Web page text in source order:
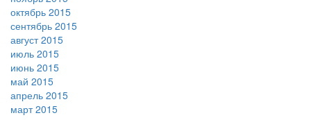
октябрь 2015
сентябрь 2015
август 2015
июль 2015
июнь 2015
май 2015
апрель 2015
март 2015